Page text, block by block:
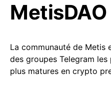
MetisDAO
La communauté de Metis
des groupes Telegram
plus matures en crypto